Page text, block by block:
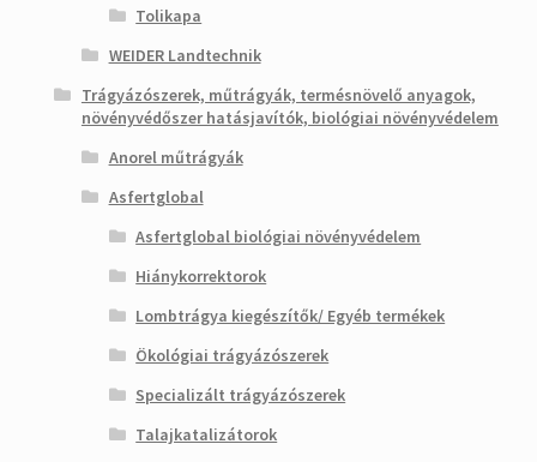
Tolikapa
WEIDER Landtechnik
Trágyázószerek, műtrágyák, termésnövelő anyagok,
növényvédőszer hatásjavítók, biológiai növényvédelem
Anorel műtrágyák
Asfertglobal
Asfertglobal biológiai növényvédelem
Hiánykorrektorok
Lombtrágya kiegészítők/ Egyéb termékek
Ökológiai trágyázószerek
Specializált trágyázószerek
Talajkatalizátorok